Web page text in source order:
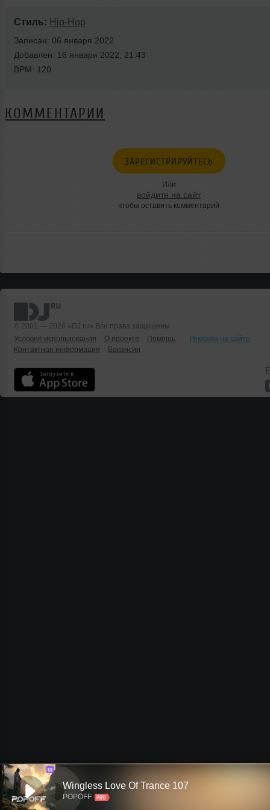
Стиль: Hip-Hop
Записан: 06 января 2022
Добавлен: 16 января 2022, 21:43
BPM: 120
КОММЕНТАРИИ
ЗАРЕГИСТРИРУЙТЕСЬ
Или
войдите на сайт
чтобы оставить комментарий
© 2001 — 2026 «DJ.ru» Все права защищены.
Условия использования
О проекте Помощь
Реклама на сайте
Контактная информация
Вакансии
Ш
Wingless Love Of Trance 107
POPOFF